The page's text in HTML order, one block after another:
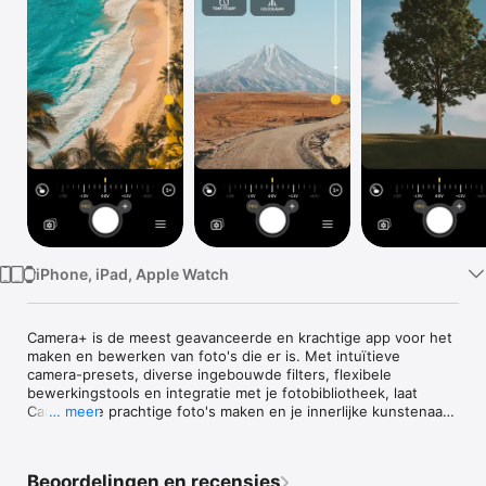
TV
iPhone, iPad, Apple Watch
Camera+ is de meest geavanceerde en krachtige app voor het
maken en bewerken van foto's die er is. Met intuïtieve
camera-presets, diverse ingebouwde filters, flexibele
bewerkingstools en integratie met je fotobibliotheek, laat
Camera+ je prachtige foto's maken en je innerlijke kunstenaar
… meer
Beoordelingen en recensies